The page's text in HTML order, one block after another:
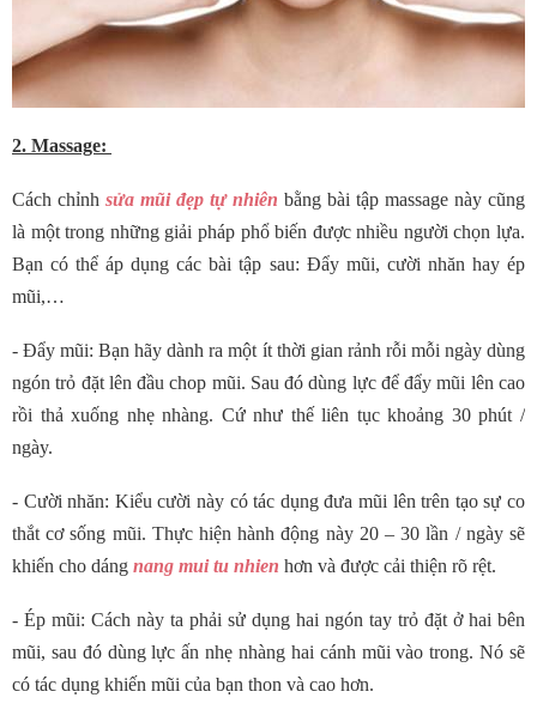
2. Massage:
Cách chỉnh sửa mũi đẹp tự nhiên bằng bài tập massage này cũng
là một trong những giải pháp phổ biến được nhiều người chọn lựa.
Bạn có thể áp dụng các bài tập sau: Đẩy mũi, cười nhăn hay ép
mũi,…
- Đẩy mũi: Bạn hãy dành ra một ít thời gian rảnh rỗi mỗi ngày dùng
ngón trỏ đặt lên đầu chop mũi. Sau đó dùng lực để đẩy mũi lên cao
rồi thả xuống nhẹ nhàng. Cứ như thế liên tục khoảng 30 phút /
ngày.
- Cười nhăn: Kiểu cười này có tác dụng đưa mũi lên trên tạo sự co
thắt cơ sống mũi. Thực hiện hành động này 20 – 30 lần / ngày sẽ
khiến cho dáng nang mui tu nhien hơn và được cải thiện rõ rệt.
- Ép mũi: Cách này ta phải sử dụng hai ngón tay trỏ đặt ở hai bên
mũi, sau đó dùng lực ấn nhẹ nhàng hai cánh mũi vào trong. Nó sẽ
có tác dụng khiến mũi của bạn thon và cao hơn.